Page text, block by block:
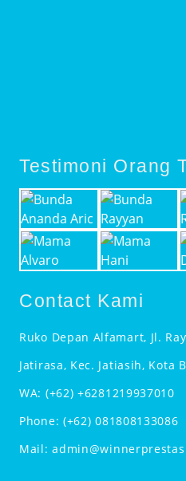
Testimoni Orang
Contact Kami
Ruko Depan Alfamart, Jl.
Jatirasa, Kec. Jatiasih, Kota
WA: (+62) +6281219937010
Phone: (+62) 081808133086
Mail: